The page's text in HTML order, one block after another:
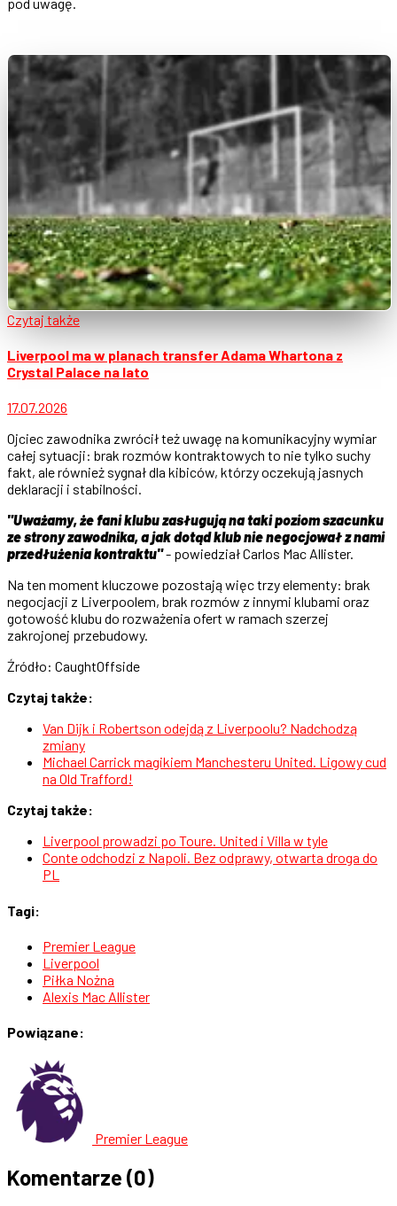
Czytaj także
Liverpool ma w planach transfer Adama Whartona z
Crystal Palace na lato
17.07.2026
Ojciec zawodnika zwrócił też uwagę na komunikacyjny wymiar
całej sytuacji: brak rozmów kontraktowych to nie tylko suchy
fakt, ale również sygnał dla kibiców, którzy oczekują jasnych
deklaracji i stabilności.
"Uważamy, że fani klubu zasługują na taki poziom szacunku
ze strony zawodnika, a jak dotąd klub nie negocjował z nami
przedłużenia kontraktu"- powiedział Carlos Mac Allister.
Na ten moment kluczowe pozostają więc trzy elementy: brak
negocjacji z Liverpoolem, brak rozmów z innymi klubami oraz
gotowość klubu do rozważenia ofert w ramach szerzej
zakrojonej przebudowy.
Źródło: CaughtOffside
Czytaj także:
Van Dijk i Robertson odejdą z Liverpoolu? Nadchodzą
zmiany
Michael Carrick magikiem Manchesteru United. Ligowy cud
na Old Trafford!
Czytaj także:
Liverpool prowadzi po Toure. United i Villa w tyle
Conte odchodzi z Napoli. Bez odprawy, otwarta droga do
PL
Tagi:
Premier League
Liverpool
Piłka Nożna
Alexis Mac Allister
Powiązane:
Premier League
Komentarze (0)